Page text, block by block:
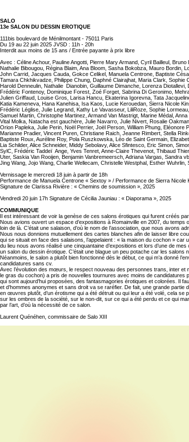
SALO
13e SALON DU DESSIN EROTIQUE
111bis boulevard de Ménilmontant - 75011 Paris
Du 19 au 22 juin 2025 JVSD : 11h - 20h
Interdit aux moins de 15 ans / Entrée payante à prix libre
Avec : Céline Achour, Pauline Angotti, Pierre Mary Armand, Cyril Bailleul,
Nathalie Bibougou, Régina Blaim, Ana Bloom, Sasha Bokobza, Mauro Bordin,
John Carrid, Jacques Cauda, Gokce Celikel, Manuela Centrone, Baptiste
Tamara Chkhikvadze, Philippe Chung, Daphné Clairajhat, Maria Clark, Sophie
Harold Denneulin, Nathalie Dianobin, Guillaume Dimanche, Lorenza
Frédéric Fontenoy, Dominique Forest, Zoé Forget, Sabrina Di Geronimo,
Julien Griffaud, Louise Gros, Larisa Hancu, Ekaterina Igorevna, Tata
Katia Kameneva, Hana Kanehisa, Isa Kaos, Lucie Kerouedan, Sierra Nicole
Frédéric Léglise, Julie Legrand, Kathy Le Vavasseur, LiliRoze, Sophie
Samuel Martin, Christophe Martinez, Armand Van Mastrigt, Marine Médal,
Vital Molka, Natacha est gauchère, Julie Navarro, Julie Nivert, Rosalie
Orion Papleka, Julie Perin, Noël Perrier, Joël Person, William Phung, Eléonore
Marianne Pradier, Vincent Puren, Christiane Raich, Jeanne Rimbert, Stella
Baptiste Roux, Auréline Roy, Pola Ruszkowska, Léo de Saint Germain,
Lia Schilder, Alice Schneider, Middy Sebolavy, Alice Sfintesco, Eric Simon,
SylC, Frédéric Taddeï Ange, Yves Tenret, Anne-Claire Thevenot, Thibaud
Uter, Saskia Van Rooijen, Benjamin Vanbremeersch, Adriana Vargas, Sandra
Jing Wang, Jojo Wang, Charlie Wellecam, Christelle Westphal, Esther Wuhrlin,
Vernissage le mercredi 18 juin à partir de 18h
Performance de Manuela Centrone « Sextoy » / Performance de Sierra Nicole
Signature de Clarissa Rivière : « Chemins de soumission », 2025
Vendredi 20 juin 17h Signature de Cécilia Jauniau : « Diaporama », 2025
COMMUNIQUE
Il est intéressant de voir la genèse de ces salons érotiques qui furent créés
Nous avions ouvert un espace d’expositions à Romainville en 2007, du temps
loin de là. C’était une salaison, d’où le nom de l’association, que nous avons
Nous nous donnions mutuellement des cartes blanches afin de laisser libre
qui se situait en face des salaisons, l’appelaient : « la maison du cochon » car
du lieu nous avons réalisé une cinquantaine d’expositions et lors d’une de
un salon du dessin érotique. C’était une blague un peu potache car les salons
Néanmoins, le salon a plutôt bien fonctionné dès le début, ce qui m’a donné
candidatures sans cv.
Avec l’évolution des mœurs, le respect nouveau des personnes trans, inter
le gras du cochon) a pris de nouvelles tournures avec moins de
qui sont aujourd’hui proposées, des fantasmagories érotiques et colorées. Il
et d’hommes anonymes et sans droit va se raréfier. De fait, une grande
en œuvres plutôt, d’un érotisme qui a été détruit ou qui leur a été volé, cela
sur les ombres de la société, sur le non-dit, sur ce qui a été perdu et ce qui
par l’art, d’où la nécessité de ce salon.
Laurent Quénéhen, commissaire de Salo XIII